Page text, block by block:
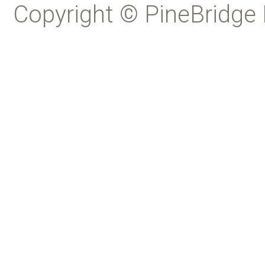
Copyright ©